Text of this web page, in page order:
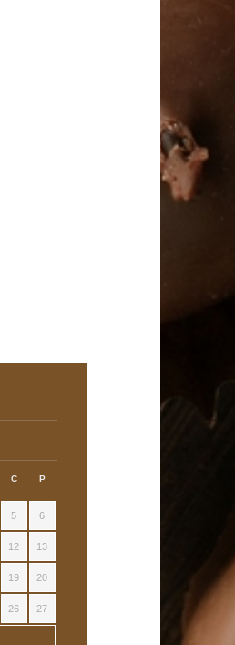
C P
5 6
12 13
19 20
26 27